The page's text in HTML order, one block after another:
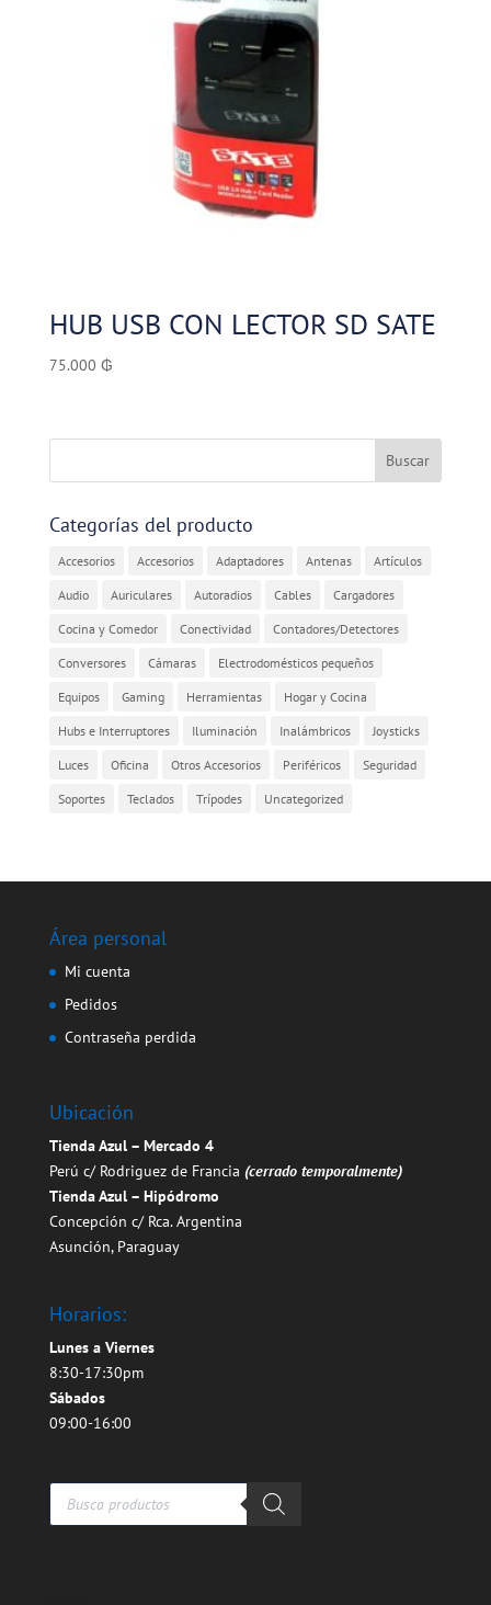
HUB USB CON LECTOR SD SATE
75.000 ₲
Categorías del producto
Accesorios Accesorios Adaptadores Antenas Artículos
Audio Auriculares Autoradios Cables Cargadores
Cocina y Comedor Conectividad Contadores/Detectores
Conversores Cámaras Electrodomésticos pequeños
Equipos Gaming Herramientas Hogar y Cocina
Hubs e Interruptores Iluminación Inalámbricos Joysticks
Luces Oficina Otros Accesorios Periféricos Seguridad
Soportes Teclados Trípodes Uncategorized
Área personal
Mi cuenta
Pedidos
Contraseña perdida
Ubicación
Tienda Azul – Mercado 4
Perú c/ Rodriguez de Francia (cerrado temporalmente)
Tienda Azul – Hipódromo
Concepción c/ Rca. Argentina
Asunción, Paraguay
Horarios:
Lunes a Viernes
8:30-17:30pm
Sábados
09:00-16:00
Búsqueda
productos